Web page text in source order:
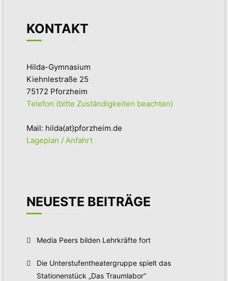
KONTAKT
Hilda-Gymnasium
Kiehnlestraße 25
75172 Pforzheim
Telefon (bitte Zuständigkeiten beachten)
Mail: hilda(at)pforzheim.de
Lageplan / Anfahrt
NEUESTE BEITRÄGE
Media Peers bilden Lehrkräfte fort
Die Unterstufentheatergruppe spielt das
Stationenstück „Das Traumlabor“